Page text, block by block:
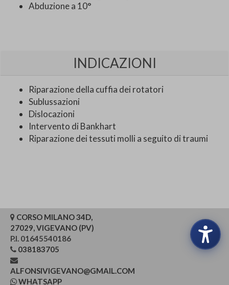
Abduzione a 10°
INDICAZIONI
Riparazione della cuffia dei rotatori
Sublussazioni
Dislocazioni
Intervento di Bankhart
Riparazione dei tessuti molli a seguito di traumi
CORSO MILANO 34D,
27029, VIGEVANO (PV)
P.I. 01645540186
038183705
ALFONSIVIGEVANO@GMAIL.COM
WHATSAPP